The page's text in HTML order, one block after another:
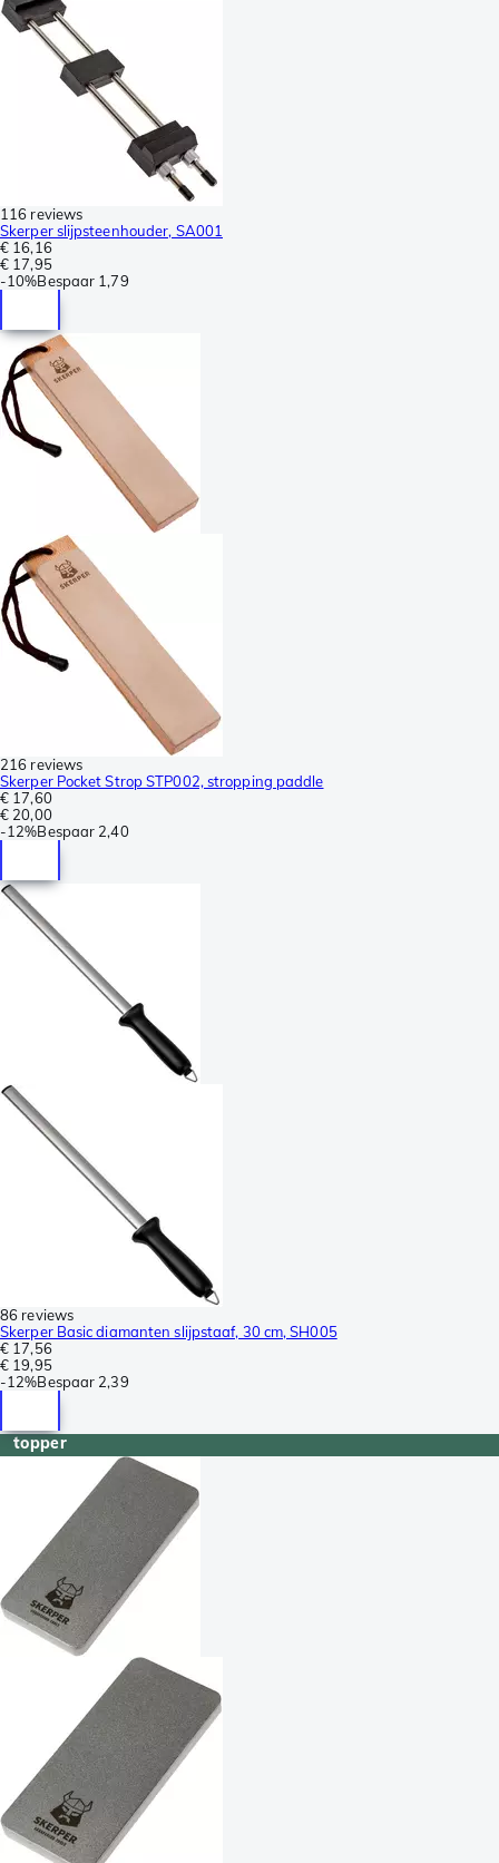
116 reviews
Skerper slijpsteenhouder, SA001
€ 16,16
€ 17,95
-10%Bespaar 1,79
216 reviews
Skerper Pocket Strop STP002, stropping paddle
€ 17,60
€ 20,00
-12%Bespaar 2,40
86 reviews
Skerper Basic diamanten slijpstaaf, 30 cm, SH005
€ 17,56
€ 19,95
-12%Bespaar 2,39
topper